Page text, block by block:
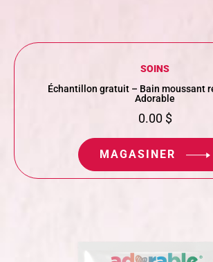
SOINS
Échantillon gratuit – Bain moussant
Adorable
0.00$
MAGASINER